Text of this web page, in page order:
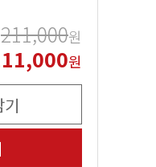
211,000원
원